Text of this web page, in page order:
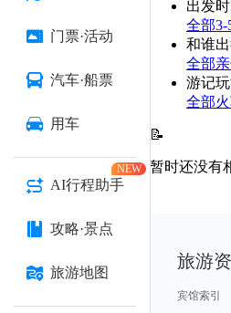
门票·活动
汽车·船票
用车
AI行程助手
NEW
攻略·景点
旅游地图
出发
全部3-
和谁
全部
游记
全部
📝
暂时还没有
旅游
宾馆索引